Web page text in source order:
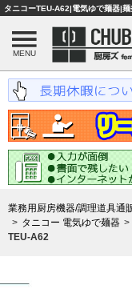
MENU
業務用厨房機器/調理道具通
タニコー 電気ゆで麺器
TEU-A62